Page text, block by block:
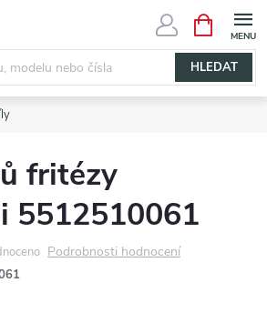
HLEDAT
NÁKUPNÍ
KOŠÍK
fritézy
5512510061
Podrobnosti hodnocení